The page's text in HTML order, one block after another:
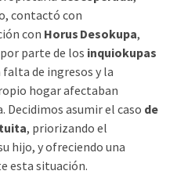
contactó con
con Horus Desokupa,
parte de los inquiokupas
falta de ingresos y la
hogar afectaban
Decidimos asumir el caso de
, priorizando el
hijo, y ofreciendo una
esta situación.